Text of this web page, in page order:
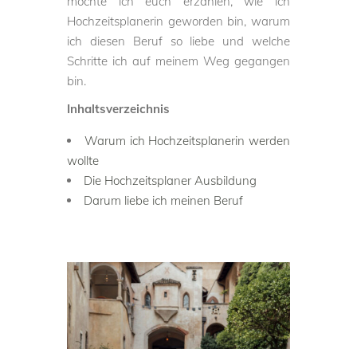
Hochzeitsplanerin geworden bin, warum
ich diesen Beruf so liebe und welche
Schritte ich auf meinem Weg gegangen
bin.
Inhaltsverzeichnis
Warum ich Hochzeitsplanerin werden
wollte
Die Hochzeitsplaner Ausbildung
Darum liebe ich meinen Beruf